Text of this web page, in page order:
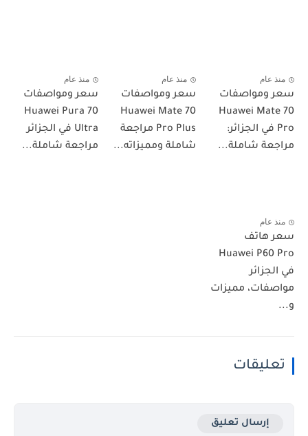
منذ عام
سعر ومواصفات
Huawei Mate 70
Pro في الجزائر:
مراجعة شاملة...
منذ عام
سعر ومواصفات
Huawei Mate 70
Pro Plus مراجعة
شاملة ومميزاته...
منذ عام
سعر ومواصفات
Huawei Pura 70
Ultra في الجزائر
مراجعة شاملة...
منذ عام
سعر هاتف
Huawei P60 Pro
في الجزائر
مواصفات، مميزات
و...
تعليقات
إرسال تعليق